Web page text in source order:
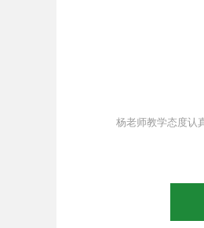
杨老师教学态度认